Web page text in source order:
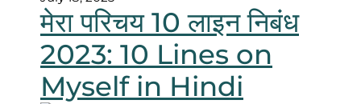
मेरा परिचय 10 लाइन निबंध
2023: 10 Lines on
Myself in Hindi